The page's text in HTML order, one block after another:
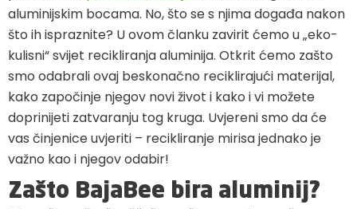
aluminijskim bocama. No, što se s njima događa nakon
što ih ispraznite? U ovom članku zavirit ćemo u „eko-
kulisni“ svijet recikliranja aluminija. Otkrit ćemo zašto
smo odabrali ovaj beskonačno reciklirajući materijal,
kako započinje njegov novi život i kako i vi možete
doprinijeti zatvaranju tog kruga. Uvjereni smo da će
vas činjenice uvjeriti – recikliranje mirisa jednako je
važno kao i njegov odabir!
Zašto BajaBee bira aluminij?